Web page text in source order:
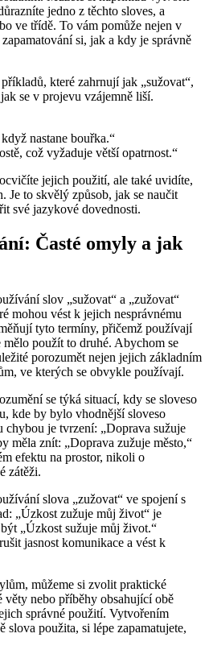
jedno z těchto sloves, a
ve třídě. To vám pomůže nejen v
si, jak a kdy je správně
které zahrnují jak „sužovat“,
se v projevu vzájemně liší.
nastane bouřka.“
což vyžaduje větší opatrnost.“
jejich použití, ale také uvidíte,
Je to skvělý způsob, jak se naučit
své jazykové dovednosti.
Časté omyly a jak
slov „sužovat“ a „zužovat“
mohou vést k jejich nesprávnému
tyto termíny, přičemž používají
mělo použít to druhé. Abychom se
porozumět nejen jejich základním
ve kterých se obvykle používají.
se týká situací, kdy se sloveso
kde by bylo vhodnější sloveso
chybou je tvrzení: „Doprava sužuje
měla znít: „Doprava zužuje město,“
efektu na prostor, nikoli o
zátěži.
slova „zužovat“ ve spojení s
„Úzkost zužuje můj život“ je
„Úzkost sužuje můj život.“
jasnost komunikace a vést k
můžeme si zvolit praktické
věty nebo příběhy obsahující obě
správné použití. Vytvořením
slova použita, si lépe zapamatujete,